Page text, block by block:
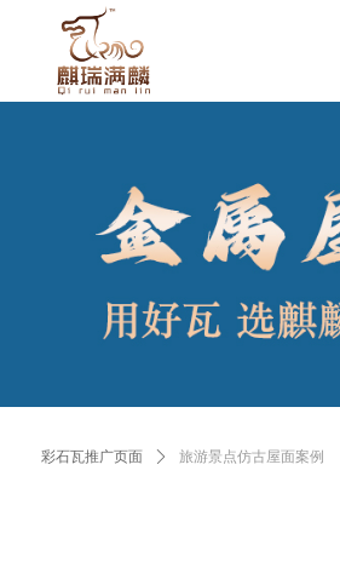
彩石瓦推广页面 ꄲ 旅游景点仿古屋面案例